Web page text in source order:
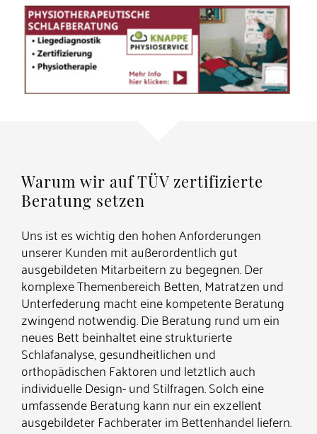
Warum wir auf TÜV zertifizierte
Beratung setzen
Uns ist es wichtig den hohen Anforderungen
unserer Kunden mit außerordentlich gut
ausgebildeten Mitarbeitern zu begegnen. Der
komplexe Themenbereich Betten, Matratzen und
Unterfederung macht eine kompetente Beratung
zwingend notwendig. Die Beratung rund um ein
neues Bett beinhaltet eine strukturierte
Schlafanalyse, gesundheitlichen und
orthopädischen Faktoren und letztlich auch
individuelle Design- und Stilfragen. Solch eine
umfassende Beratung kann nur ein exzellent
ausgebildeter Fachberater im Bettenhandel liefern.